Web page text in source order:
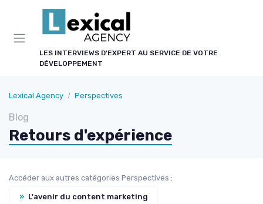
LES INTERVIEWS D'EXPERT AU SERVICE DE VOTRE
DÉVELOPPEMENT
Lexical Agency Perspectives
Blog
Retours d'expérience
Accéder aux autres catégories Perspectives :
» L'avenir du content marketing
Panneau de gestion des cookies